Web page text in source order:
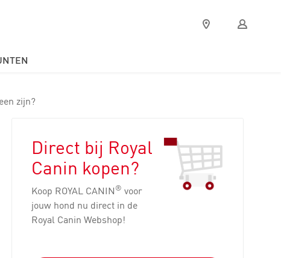
Verkooppunten
Mijn
Royal
zijn?
Direct bij Royal
Canin kopen?
Koop ROYAL CANIN® voor
jouw hond nu direct in de
Royal Canin Webshop!